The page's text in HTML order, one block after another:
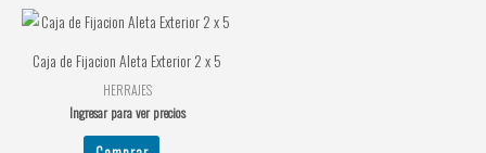
Caja de Fijacion Aleta Exterior 2 x 5
HERRAJES
Ingresar para ver precios